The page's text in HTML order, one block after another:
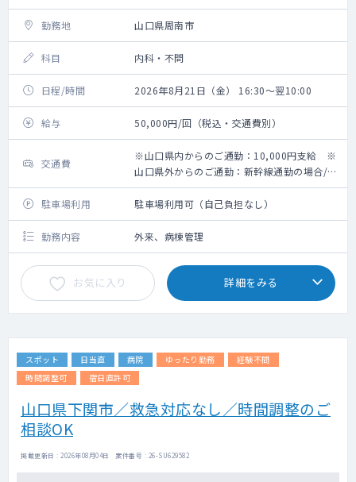
勤務地 山口県周南市
科目 内科・不問
日程/時間 2026年8月21日（金） 16:30～翌10:00
給与 50,000円/回（税込・交通費別）
交通費
※山口県内からのご通勤：10,000円支給 ※
山口県外からのご通勤：新幹線通勤の場合/上
限25,000円、車通勤の場合/一律20,000円
駐車場利用
駐車場利用可（自己負担なし）
勤務内容 外来、病棟管理
お気に入り 詳細をみる
スポット 日当直 病院 ゆったり勤務
経験不問
時間調整可
宿日直許可
山口県下関市／救急対応なし／時間調整のご
相談OK
掲載更新日 : 2026年08月04日 案件番号 : 26-SU629582